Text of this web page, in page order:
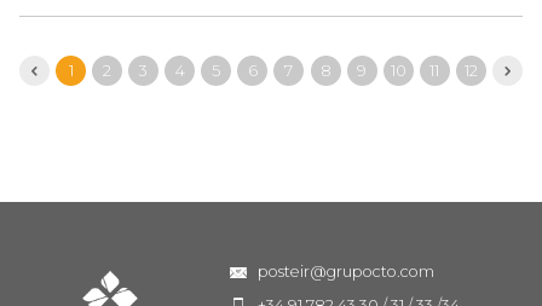
1 2 3 4 5 6 7 8 9 10 11 12
posteir@grupocto.com